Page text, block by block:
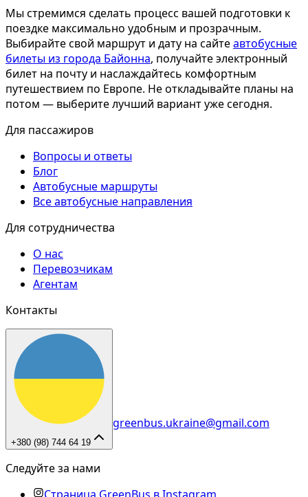
Мы стремимся сделать процесс вашей подготовки к
поездке максимально удобным и прозрачным.
Выбирайте свой маршрут и дату на сайтеавтобусные
билеты из города Байонна, получайте электронный
билет на почту и наслаждайтесь комфортным
путешествием по Европе. Не откладывайте планы на
потом — выберите лучший вариант уже сегодня.
Для пассажиров
Вопросы и ответы
Блог
Автобусные маршруты
Все автобусные направления
Для сотрудничества
О нас
Перевозчикам
Агентам
Контакты
+380 (98) 744 64 19
greenbus.ukraine@gmail.com
Следуйте за нами